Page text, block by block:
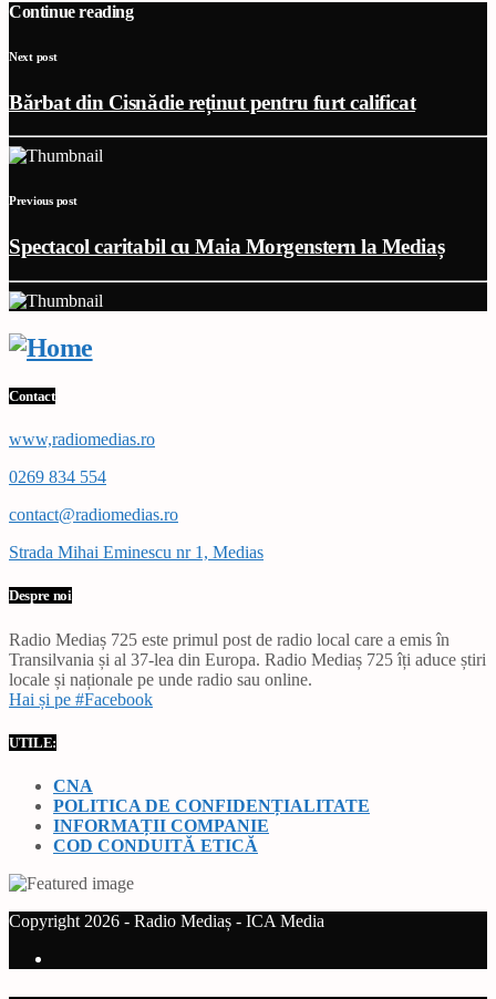
Continue reading
Next post
Bărbat din Cisnădie reținut pentru furt calificat
Previous post
Spectacol caritabil cu Maia Morgenstern la Mediaș
Contact
www,radiomedias.ro
0269 834 554
contact@radiomedias.ro
Strada Mihai Eminescu nr 1, Medias
Despre noi
Radio Mediaș 725 este primul post de radio local care a emis în
Transilvania și al 37-lea din Europa. Radio Mediaș 725 îți aduce știri
locale și naționale pe unde radio sau online.
Hai și pe #Facebook
UTILE:
CNA
POLITICA DE CONFIDENȚIALITATE
INFORMAȚII COMPANIE
COD CONDUITĂ ETICĂ
Copyright 2026 - Radio Mediaș - ICA Media